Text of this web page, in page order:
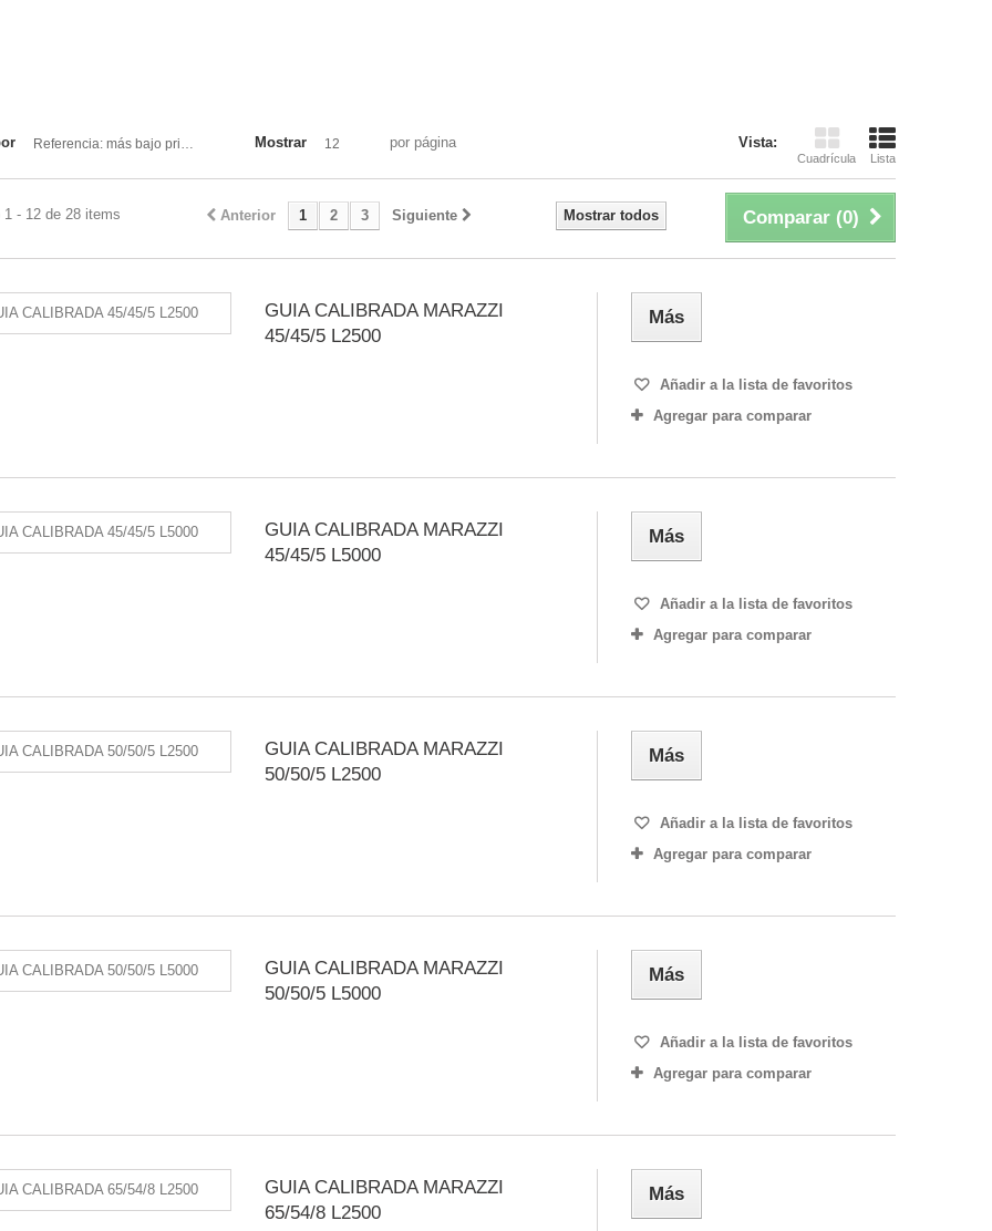
Vista:
Cuadrícula Lista
Referencia: más bajo primero Mostrar 12 por página
Comparar (0)
Mostrar todos
Anterior 1 2 3 Siguiente
1 - 12 de 28 items
GUIA CALIBRADA MARAZZI
45/45/5 L2500
Más
Añadir a la lista de favoritos
Agregar para comparar
GUIA CALIBRADA MARAZZI
45/45/5 L5000
Más
Añadir a la lista de favoritos
Agregar para comparar
GUIA CALIBRADA MARAZZI
50/50/5 L2500
Más
Añadir a la lista de favoritos
Agregar para comparar
GUIA CALIBRADA MARAZZI
50/50/5 L5000
Más
Añadir a la lista de favoritos
Agregar para comparar
GUIA CALIBRADA MARAZZI
65/54/8 L2500
Más